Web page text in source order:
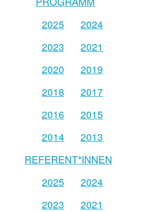
2025
2024
2023
2021
2020
2019
2018
2017
2016
2015
2014
2013
REFERENT*INNEN
2025
2024
2023
2021